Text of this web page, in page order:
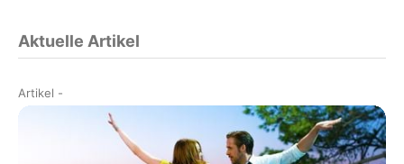
Aktuelle Artikel
Artikel -